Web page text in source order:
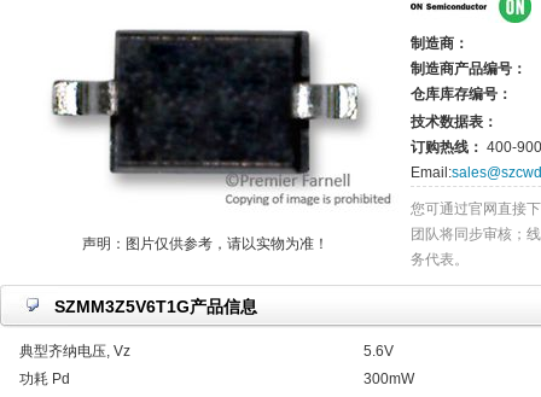
声明：图片仅供参考，请以实物为准！
制造商：
制造商产品编号：
仓库库存编号：
技术数据表：
订购热线： 400-
Email:
您可通过官网直接
团队将同步审核；
务代表。
SZMM3Z5V6T1G产品信息
典型齐纳电压, Vz
5.6V
功耗 Pd
300mW